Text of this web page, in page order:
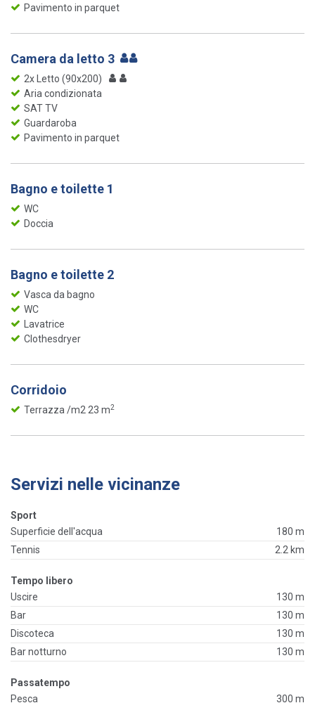
Pavimento in parquet
Camera da letto 3
2x Letto (90x200)
Aria condizionata
SAT TV
Guardaroba
Pavimento in parquet
Bagno e toilette 1
WC
Doccia
Bagno e toilette 2
Vasca da bagno
WC
Lavatrice
Clothesdryer
Corridoio
Terrazza /m2 23 m2
Servizi nelle vicinanze
Sport
Superficie dell'acqua
180 m
Tennis
2.2 km
Tempo libero
Uscire
130 m
Bar
130 m
Discoteca
130 m
Bar notturno
130 m
Passatempo
Pesca
300 m